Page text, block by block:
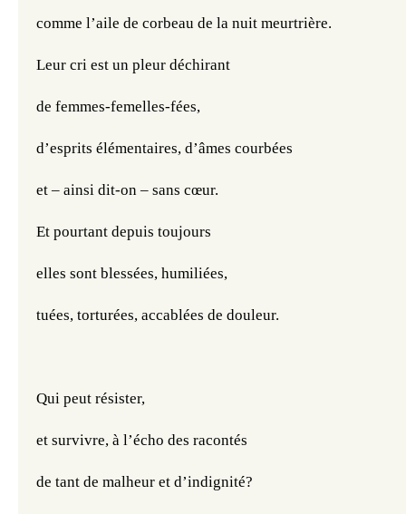
comme l’aile de corbeau de la nuit meurtrière.
Leur cri est un pleur déchirant
de femmes-femelles-fées,
d’esprits élémentaires, d’âmes courbées
et – ainsi dit-on – sans cœur.
Et pourtant depuis toujours
elles sont blessées, humiliées,
tuées, torturées, accablées de douleur.
Qui peut résister,
et survivre, à l’écho des racontés
de tant de malheur et d’indignité?